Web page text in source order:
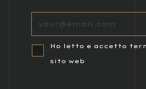
Ho letto e accetto
sito web